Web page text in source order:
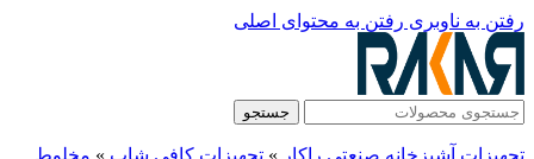
رفتن به ناوبری رفتن به محتوای اصلی
جستجو
تجهیزات آشپزخانه صنعتی راکار » تجهیزات کافی شاپ » مخلوط